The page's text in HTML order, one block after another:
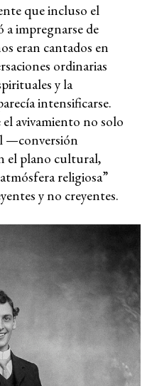
que incluso el
a impregnarse de
eran cantados en
ordinarias
y la
intensificarse.
avivamiento no solo
—conversión
el plano cultural,
religiosa”
y no creyentes.